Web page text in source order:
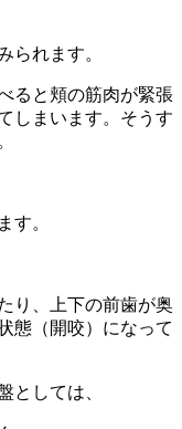
られます。
ると頬の筋肉が緊張
しまいます。そうす
す。
り、上下の前歯が奥
態（開咬）になって
としては、